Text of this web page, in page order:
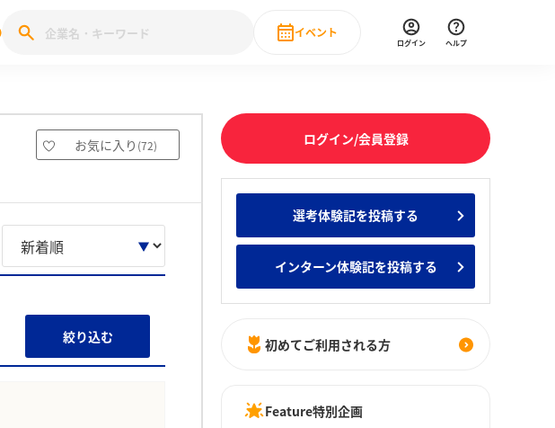
ペーン
査
みんなの新卒就職人気企業ランキング みんなのインターン人気企業ランキ
28卒 IT・DX現場社員インタビュー
イベント
直近のイベント一覧
ログイン ヘルプ
お気に入り (72)
絞り込む
ログイン/会員登録
選考体験記を投稿する
インターン体験記を投稿する
初めてご利用される方
Feature特別企画